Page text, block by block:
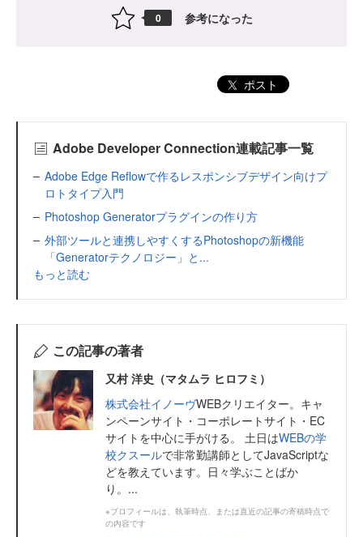
0 参考になった
ポスト
Adobe Developer Connection連載記事一覧
Adobe Edge Reflowで作るレスポンシブデザイン向けプ
ロトタイプ入門
Photoshop Generatorプラグインの作り方
外部ツールと連携しやすくするPhotoshopの新機能
「Generatorテクノロジー」と...
もっと読む
この記事の著者
又村 洋史（マタムラ ヒロフミ）
株式会社イノーヴWEBクリエイター。キャ
ンペーンサイト・コーポレートサイト・EC
サイトを中心に手がける。 土日はWEBの学
校クスールで非常勤講師としてJavaScriptな
どを教えています。日々学ぶことばか
り。...
※プロフィールは、執筆時点、または直近の記事の寄稿時点で
の内容です